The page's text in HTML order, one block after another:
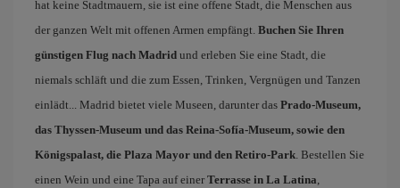
hat keine Stadtmauern, sie ist eine offene Stadt, die Menschen aus
der ganzen Welt mit offenen Armen empfängt. Buchen Sie Ihren
günstigen Flug nach Madrid und erleben Sie eine Stadt, die
niemals schläft und die zum Essen, Trinken, Vergnügen und Tanzen
einlädt... Madrid bietet viele Museen, darunter das Prado-Museum,
das Thyssen-Museum und das Reina-Sofía-Museum, sowie den
Königspalast, die Plaza Mayor und den Retiro-Park. Bestellen Sie
einen Wein und eine Tapa auf einer Terrasse in La Latina,